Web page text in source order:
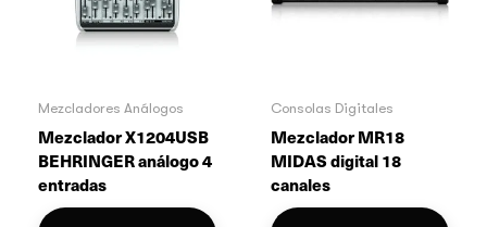
Mezcladores Análogos
Mezclador X1204USB
BEHRINGER análogo 4
entradas
Consolas Digitales
Mezclador MR18
MIDAS digital 18
canales